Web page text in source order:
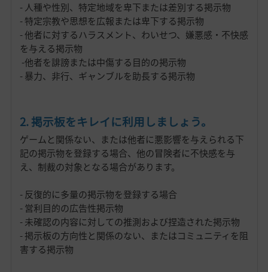
- 人種や性別、特定地域を卑下または差別する掲示物
- 特定宗教や思想を広報または卑下する掲示物
- 他者に対するハラスメント、わいせつ、嫌悪感・不快感
を与える掲示物
-他者を誹謗または中傷する目的の掲示物
- 暴力、非行、ギャンブルを助長する掲示物
2. 掲示板をキレイに利用しましょう。
ゲームと関係ない、または他者に悪影響を与えられる下
記の掲示物を登録する場合、他の冒険者に不快感を与
え、制裁の対象となる場合があります。
- 反復的に多量の掲示物を登録する場合
- 営利目的の広告性掲示物
- 未確認の内容に対しての推測および捏造された掲示物
- 掲示板の方向性と関係のない、またはコミュニティを阻
害する掲示物